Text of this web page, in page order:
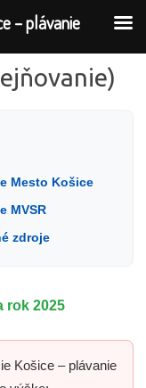
Mesto Košice
MVSR
zdroje
rok 2025
Košice – plávanie
– plávanie